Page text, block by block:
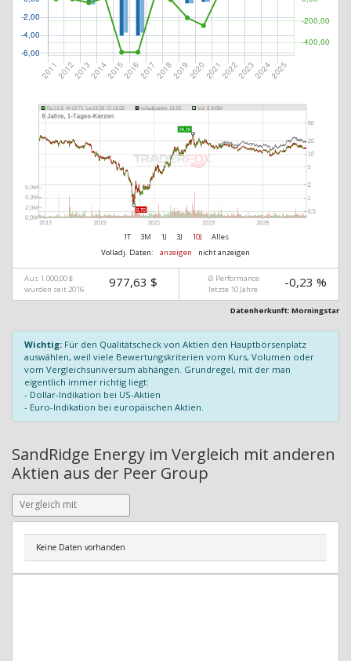
1T 3M 1J 3J 10J
Alles
Volladj. Daten:
anzeigen nicht anzeigen
Aus 1.000,00 $
wurden seit 2016
977,63 $
Ø Performance
letzte 10 Jahre
-0,23 %
Datenherkunft: Morningstar
Wichtig: Für den Qualitätscheck von Aktien den Hauptbörsenplatz
auswählen, weil viele Bewertungskriterien vom Kurs, Volumen oder
vom Vergleichsuniversum abhängen. Grundregel, mit der man
eigentlich immer richtig liegt:
- Dollar-Indikation bei US-Aktien
- Euro-Indikation bei europäischen Aktien.
SandRidge Energy im Vergleich mit anderen
Aktien aus der Peer Group
Keine Daten vorhanden